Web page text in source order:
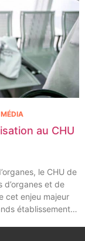
au CHU
le CHU de
d’organes et de
cet enjeu majeur
établissements